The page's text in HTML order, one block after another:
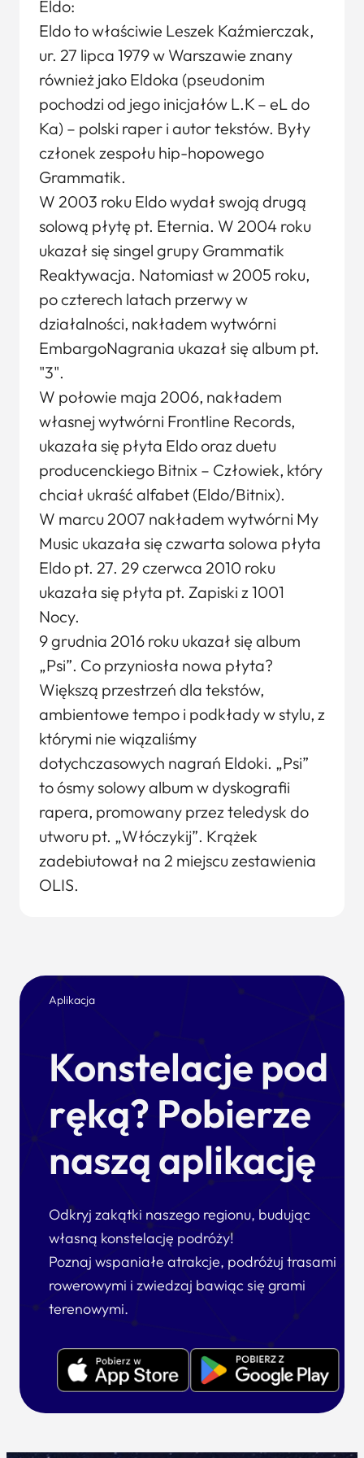
Eldo:
Eldo to właściwie Leszek Kaźmierczak,
ur. 27 lipca 1979 w Warszawie znany
również jako Eldoka (pseudonim
pochodzi od jego inicjałów L.K – eL do
Ka) – polski raper i autor tekstów. Były
członek zespołu hip-hopowego
Grammatik.
W 2003 roku Eldo wydał swoją drugą
solową płytę pt. Eternia. W 2004 roku
ukazał się singel grupy Grammatik
Reaktywacja. Natomiast w 2005 roku,
po czterech latach przerwy w
działalności, nakładem wytwórni
EmbargoNagrania ukazał się album pt.
"3".
W połowie maja 2006, nakładem
własnej wytwórni Frontline Records,
ukazała się płyta Eldo oraz duetu
producenckiego Bitnix – Człowiek, który
chciał ukraść alfabet (Eldo/Bitnix).
W marcu 2007 nakładem wytwórni My
Music ukazała się czwarta solowa płyta
Eldo pt. 27. 29 czerwca 2010 roku
ukazała się płyta pt. Zapiski z 1001
Nocy.
9 grudnia 2016 roku ukazał się album
„Psi”. Co przyniosła nowa płyta?
Większą przestrzeń dla tekstów,
ambientowe tempo i podkłady w stylu, z
którymi nie wiązaliśmy
dotychczasowych nagrań Eldoki. „Psi”
to ósmy solowy album w dyskografii
rapera, promowany przez teledysk do
utworu pt. „Włóczykij”. Krążek
zadebiutował na 2 miejscu zestawienia
OLIS.
Aplikacja
Konstelacje pod
ręką? Pobierze
naszą aplikację
Odkryj zakątki naszego regionu, budując
własną konstelację podróży!
Poznaj wspaniałe atrakcje, podróżuj trasami
rowerowymi i zwiedzaj bawiąc się grami
terenowymi.